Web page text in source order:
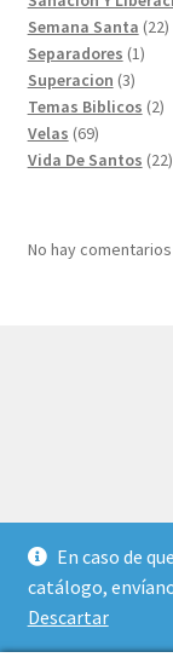
Semana Santa 2222
Separadores 11
Superacion 33
Temas Biblicos 22
Velas 6969
productos
Vida De Santos 2222
No hay
Política de
WooCommerce.
En caso de
catálogo,
Descartar